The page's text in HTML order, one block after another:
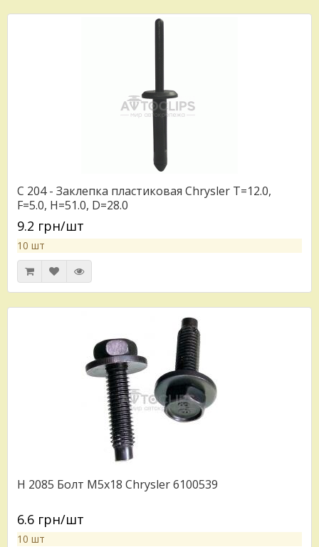
C 204 - Заклепка пластиковая Chrysler T=12.0,
F=5.0, H=51.0, D=28.0
9.2 грн/шт
10 шт
H 2085 Болт M5x18 Chrysler 6100539
6.6 грн/шт
10 шт